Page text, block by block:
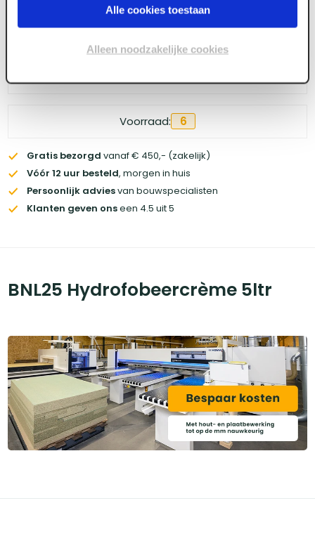
Alle cookies toestaan
Alleen noodzakelijke cookies
Voorraad: 6
Gratis bezorgd vanaf € 450,- (zakelijk)
Vóór 12 uur besteld, morgen in huis
Persoonlijk adviesvan bouwspecialisten
Klanten geven onseen 4.5 uit 5
BNL25 Hydrofobeercrème 5ltr